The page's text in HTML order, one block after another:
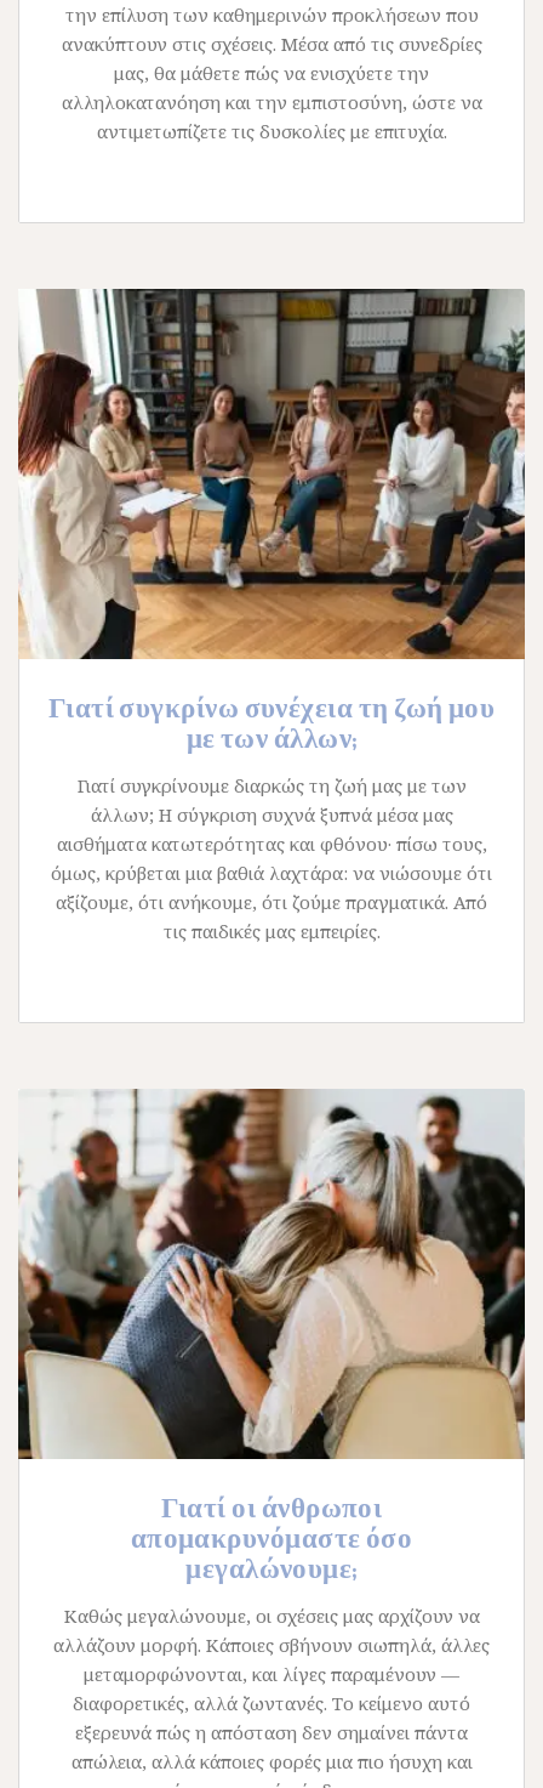
την επίλυση των καθημερινών προκλήσεων που
ανακύπτουν στις σχέσεις. Μέσα από τις συνεδρίες
μας, θα μάθετε πώς να ενισχύετε την
αλληλοκατανόηση και την εμπιστοσύνη, ώστε να
αντιμετωπίζετε τις δυσκολίες με επιτυχία.
Γιατί συγκρίνω συνέχεια τη ζωή μου
με των άλλων;
Γιατί συγκρίνουμε διαρκώς τη ζωή μας με των
άλλων; Η σύγκριση συχνά ξυπνά μέσα μας
αισθήματα κατωτερότητας και φθόνου· πίσω τους,
όμως, κρύβεται μια βαθιά λαχτάρα: να νιώσουμε ότι
αξίζουμε, ότι ανήκουμε, ότι ζούμε πραγματικά. Από
τις παιδικές μας εμπειρίες.
Γιατί οι άνθρωποι
απομακρυνόμαστε όσο
μεγαλώνουμε;
Καθώς μεγαλώνουμε, οι σχέσεις μας αρχίζουν να
αλλάζουν μορφή. Κάποιες σβήνουν σιωπηλά, άλλες
μεταμορφώνονται, και λίγες παραμένουν —
διαφορετικές, αλλά ζωντανές. Το κείμενο αυτό
εξερευνά πώς η απόσταση δεν σημαίνει πάντα
απώλεια, αλλά κάποιες φορές μια πιο ήσυχη και